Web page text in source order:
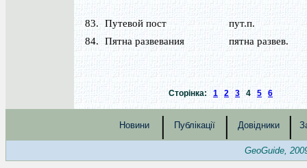
83. Путевой пост
пут.п.
84.
Пятна развевания пятна развев.
Сторінка: 1 2 3 4 5 6
Новини | Публікації | Довідники |
GeoGuide,